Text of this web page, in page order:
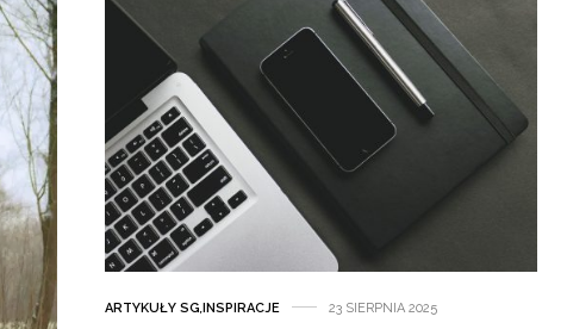
ARTYKUŁY SG, INSPIRACJE 23 SIERPNIA 2025